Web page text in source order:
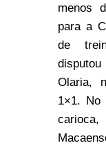
menos
para a
de
Olaria,
1×1. No